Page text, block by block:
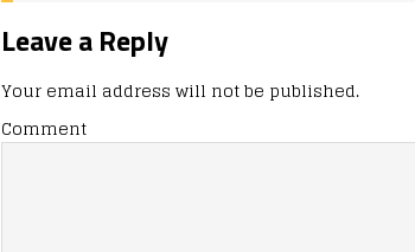
Leave a Reply
Your email address will not be published.
Comment